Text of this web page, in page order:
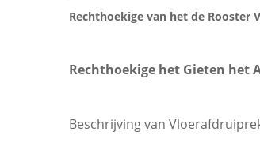
Rechthoekige van het de Rooster
Rechthoekige het Gieten het
Beschrijving van